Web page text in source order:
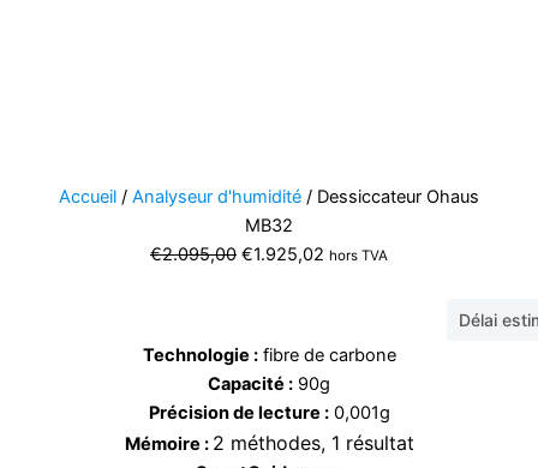
Accueil / Analyseur d'humidité / Dessiccateur Ohaus
MB32
€2.095,00 Le
€2.095,00.
€1.925,02 Le
€1.925,02.
hors TVA
Délai
Technologie :fibre de carbone
Capacité : 90g
Précision de lecture :0,001g
Mémoire : 2 méthodes, 1 résultat